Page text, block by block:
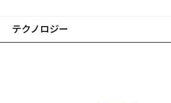
を保ち、狙ったレンジにアジャ
テクノロジー